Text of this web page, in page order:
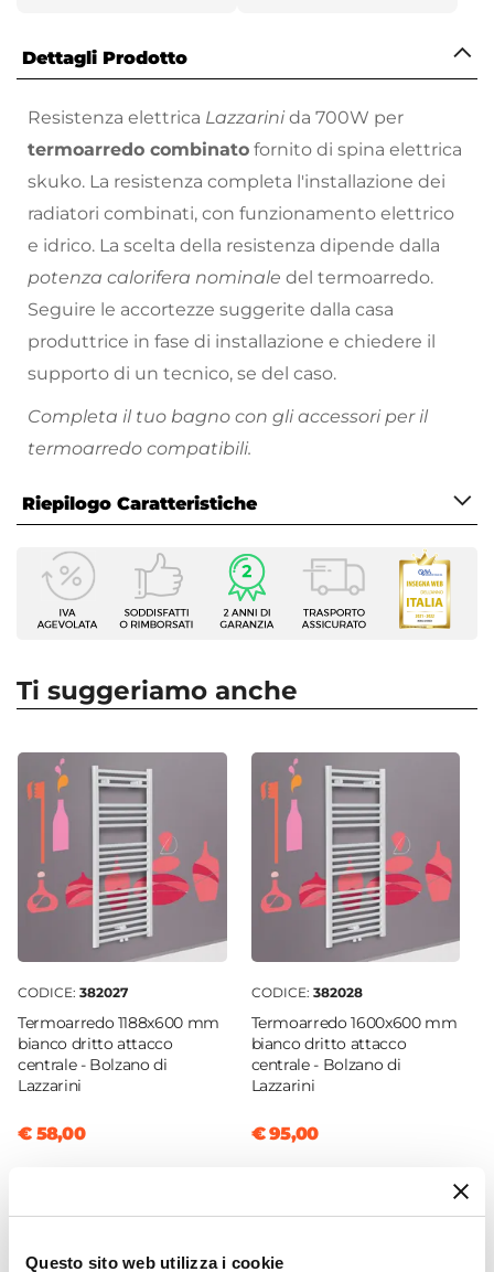
Questo sito web utilizza i cookie
Dettagli Prodotto
Resistenza elettrica Lazzarinida 700W per
termoarredo combinato fornito di spina elettrica
skuko. La resistenza completa l'installazione dei
radiatori combinati, con funzionamento elettrico
e idrico. La scelta della resistenza dipende dalla
potenza calorifera nominale del termoarredo.
Seguire le accortezze suggerite dalla casa
produttrice in fase di installazione e chiedere il
supporto di un tecnico, se del caso.
Completa il tuo bagno con gli accessori per il
termoarredo compatibili.
Riepilogo Caratteristiche
Caratteristiche
Tipologia
Resistenza elettrica
Termoarredo combinato
Compatibilità Marca
Marca
Lazzarini
Colore
Bianco
Wattaggio
700 W
Spina Shuko
Ti suggeriamo anche
CODICE: 382027
Termoarredo 1188x600 mm
bianco dritto attacco
centrale - Bolzano di
Lazzarini
€ 58,00
CODICE: 382028
Termoarredo 1600x600 mm
bianco dritto attacco
centrale - Bolzano di
Lazzarini
€ 95,00